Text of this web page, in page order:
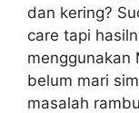
dan kering?
care tapi
menggunakan
belum mari
masalah